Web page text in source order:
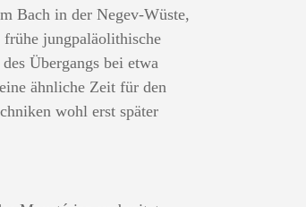
Bach in der Negev-Wüste,
jungpaläolithische
Übergangs bei etwa
ähnliche Zeit für den
wohl erst später